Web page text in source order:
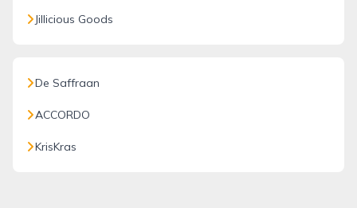
Jillicious Goods
De Saffraan
ACCORDO
KrisKras